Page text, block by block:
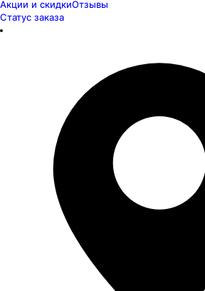
Акции и скидкиОтзывы
Статус заказа